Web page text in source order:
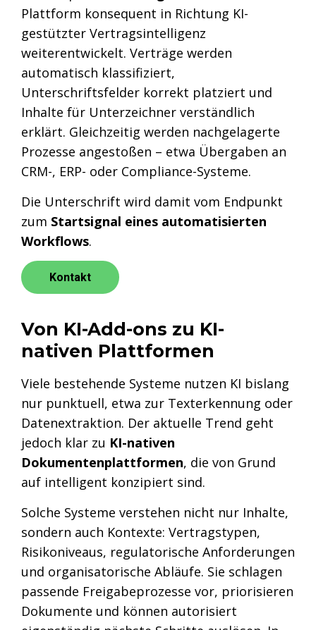
Plattform konsequent in Richtung KI-
gestützter Vertragsintelligenz
weiterentwickelt. Verträge werden
automatisch klassifiziert,
Unterschriftsfelder korrekt platziert und
Inhalte für Unterzeichner verständlich
erklärt. Gleichzeitig werden nachgelagerte
Prozesse angestoßen – etwa Übergaben an
CRM-, ERP- oder Compliance-Systeme.
Die Unterschrift wird damit vom Endpunkt
zum Startsignal eines automatisierten
Workflows.
Kontakt
Von KI-Add-ons zu KI-
nativen Plattformen
Viele bestehende Systeme nutzen KI bislang
nur punktuell, etwa zur Texterkennung oder
Datenextraktion. Der aktuelle Trend geht
jedoch klar zu KI-nativen
Dokumentenplattformen, die von Grund
auf intelligent konzipiert sind.
Solche Systeme verstehen nicht nur Inhalte,
sondern auch Kontexte: Vertragstypen,
Risikoniveaus, regulatorische Anforderungen
und organisatorische Abläufe. Sie schlagen
passende Freigabeprozesse vor, priorisieren
Dokumente und können autorisiert